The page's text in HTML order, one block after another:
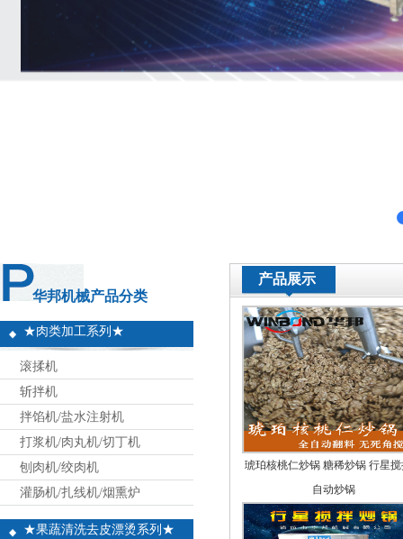
华邦机械产品分类
★肉类加工系列★
滚揉机
斩拌机
拌馅机/盐水注射机
打浆机/肉丸机/切丁机
刨肉机/绞肉机
灌肠机/扎线机/烟熏炉
★果蔬清洗去皮漂烫系列★
产品展示
琥珀核桃仁炒锅 糖稀炒锅 行星
自动炒锅